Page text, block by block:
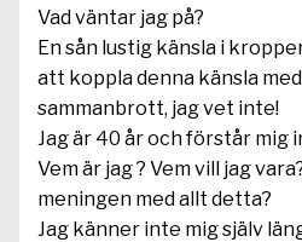
Vad väntar jag på?
En sån lustig känsla i
att koppla denna känsla
sammanbrott, jag vet inte!
Jag är 40 år och förstår mig
Vem är jag ? Vem vill jag
meningen med allt detta?
Jag känner inte mig själv